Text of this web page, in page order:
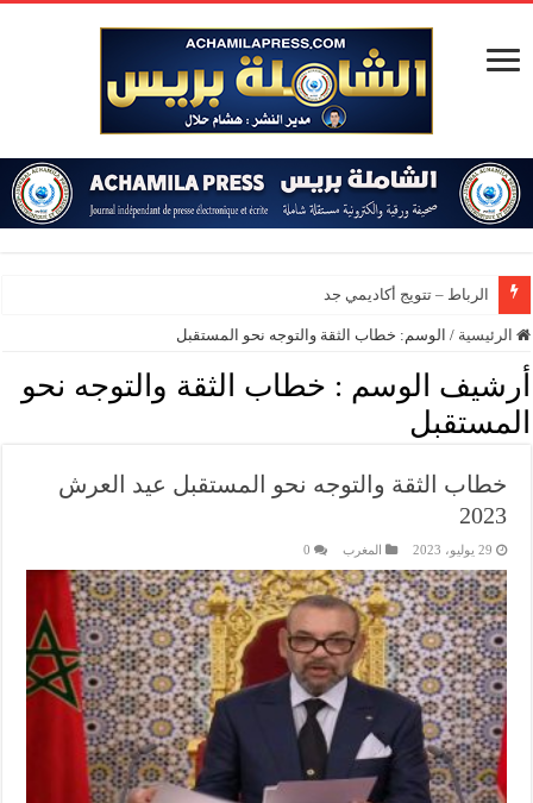
الرباط – تتويج أكاديمي جديد بجا
الرئيسية / الوسم: خطاب الثقة والتوجه نحو المستقبل
أرشيف الوسم : خطاب الثقة والتوجه نحو
المستقبل
خطاب الثقة والتوجه نحو المستقبل عيد العرش
2023
29 يوليو، 2023 المغرب 0